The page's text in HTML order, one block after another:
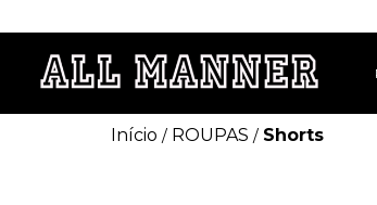
Início / ROUPAS / Shorts